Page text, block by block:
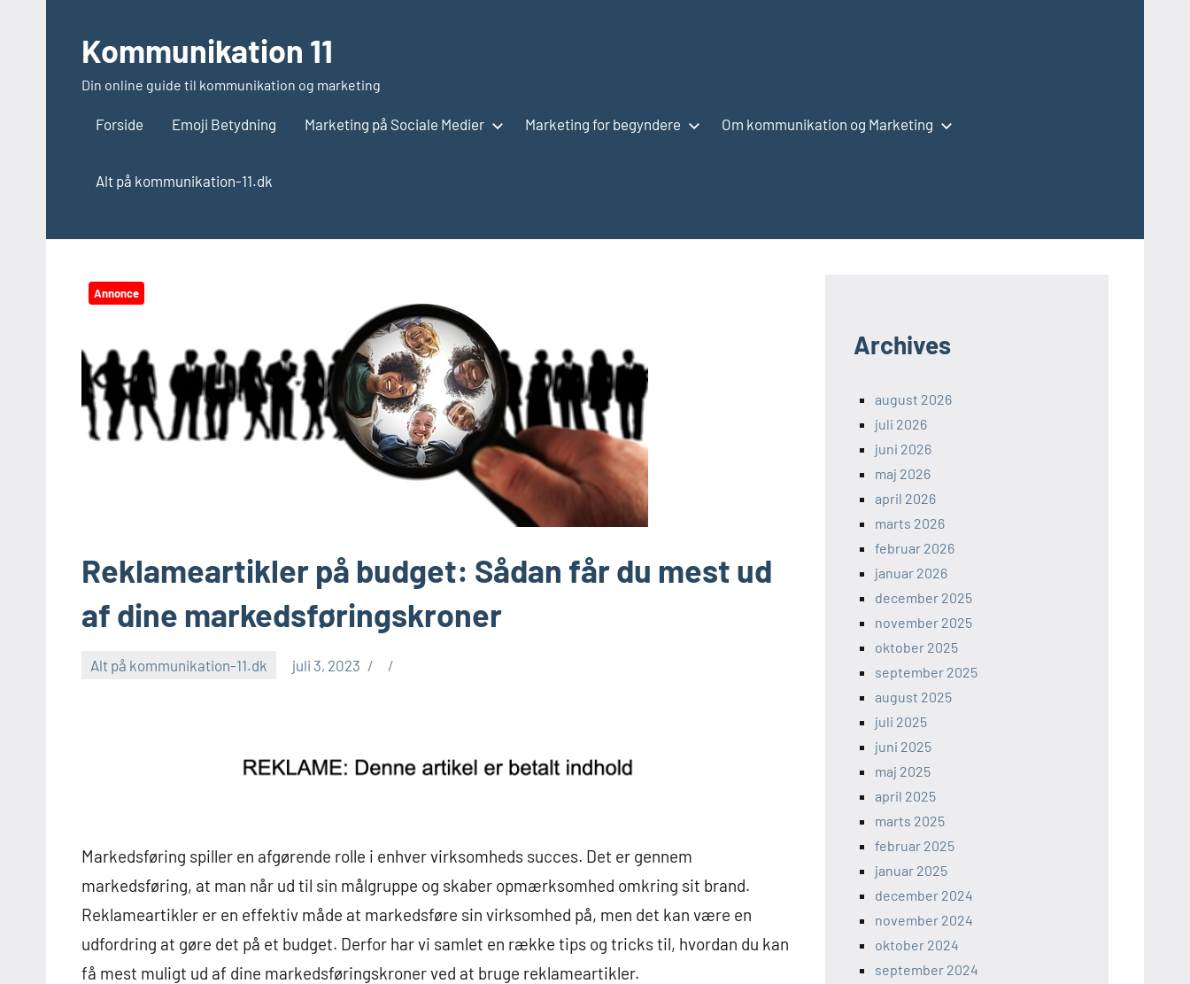
indholdKommunikation 11
Din online guide til kommunikation og marketing
Forside Emoji Betydning Marketing på Sociale Medier Marketing for begyndere Om kommunikation og Marketing
Alt på kommunikation-11.dk
Annonce
Reklameartikler på budget: Sådan får du mest ud
af dine markedsføringskroner
Alt på kommunikation-11.dk juli 3, 2023
Markedsføring spiller en afgørende rolle i enhver virksomheds succes. Det er gennem
markedsføring, at man når ud til sin målgruppe og skaber opmærksomhed omkring sit brand.
Reklameartikler er en effektiv måde at markedsføre sin virksomhed på, men det kan være en
udfordring at gøre det på et budget. Derfor har vi samlet en række tips og tricks til, hvordan du kan
få mest muligt ud af dine markedsføringskroner ved at bruge reklameartikler.
Archives
august 2026
juli 2026
juni 2026
maj 2026
april 2026
marts 2026
februar 2026
januar 2026
december 2025
november 2025
oktober 2025
september 2025
august 2025
juli 2025
juni 2025
maj 2025
april 2025
marts 2025
februar 2025
januar 2025
december 2024
november 2024
oktober 2024
september 2024